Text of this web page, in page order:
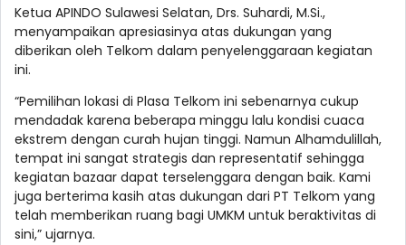
Ketua APINDO Sulawesi Selatan, Drs. Suhardi, M.Si.,
menyampaikan apresiasinya atas dukungan yang
diberikan oleh Telkom dalam penyelenggaraan kegiatan
ini.
“Pemilihan lokasi di Plasa Telkom ini sebenarnya cukup
mendadak karena beberapa minggu lalu kondisi cuaca
ekstrem dengan curah hujan tinggi. Namun Alhamdulillah,
tempat ini sangat strategis dan representatif sehingga
kegiatan bazaar dapat terselenggara dengan baik. Kami
juga berterima kasih atas dukungan dari PT Telkom yang
telah memberikan ruang bagi UMKM untuk beraktivitas di
sini,” ujarnya.